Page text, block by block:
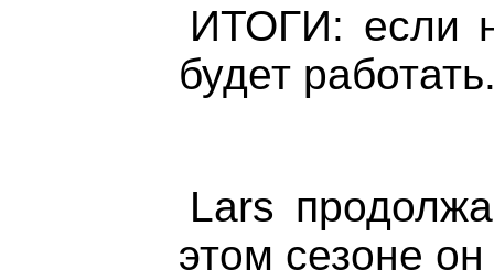
ИТОГИ: если
будет
Lars
этом сезоне